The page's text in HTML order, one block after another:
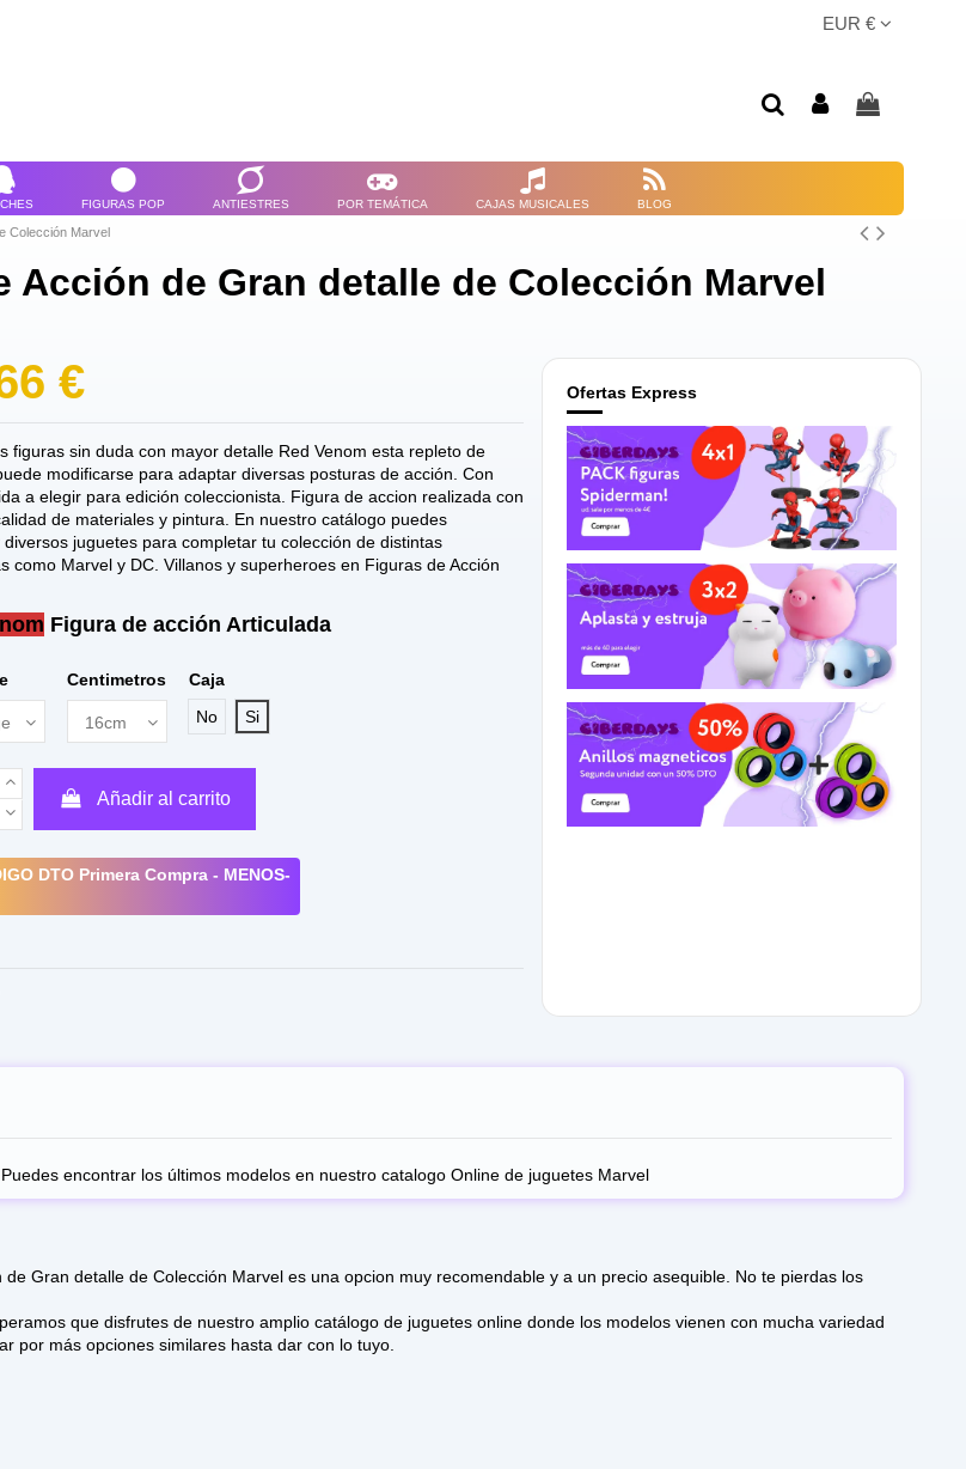
EUR €
FIGURAS POP ANTIESTRES POR TEMÁTICA CAJAS MUSICALES BLOG
Colección Marvel
Acción de Gran detalle de Colección Marvel
€
figuras sin duda con mayor detalle Red Venom esta repleto de
modificarse para adaptar diversas posturas de acción. Con
a elegir para edición coleccionista. Figura de accion realizada con
de materiales y pintura. En nuestro catálogo puedes
juguetes para completar tu colección de distintas
como Marvel y DC. Villanos y superheroes en Figuras de Acción
Figura de acción Articulada
Centimetros
Caja
No
Si
Añadir al carrito
DTO Primera Compra - MENOS-
Ofertas Express
encontrar los últimos modelos en nuestro catalogo Online de juguetes Marvel
Gran detalle de Colección Marvel es una opcion muy recomendable y a un precio asequible. No te pierdas los
los modelos vienen con mucha variedad
por más opciones similares hasta dar con lo tuyo.